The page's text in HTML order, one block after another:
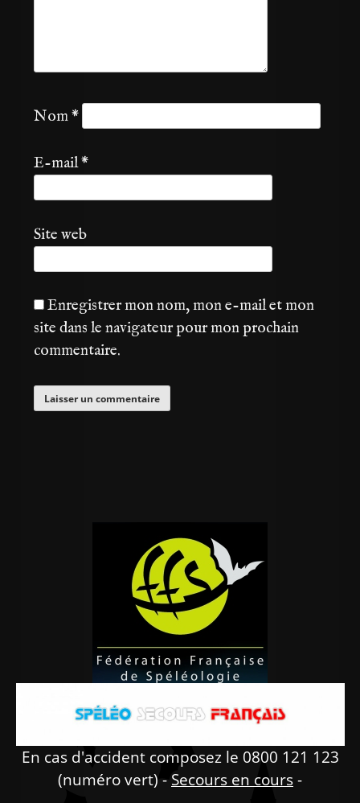
Nom*
E-mail*
Site web
Enregistrer mon nom, mon e-mail et mon
site dans le navigateur pour mon prochain
commentaire.
En cas d'accident composez le 0800 121 123
(numéro vert) - Secours en cours-